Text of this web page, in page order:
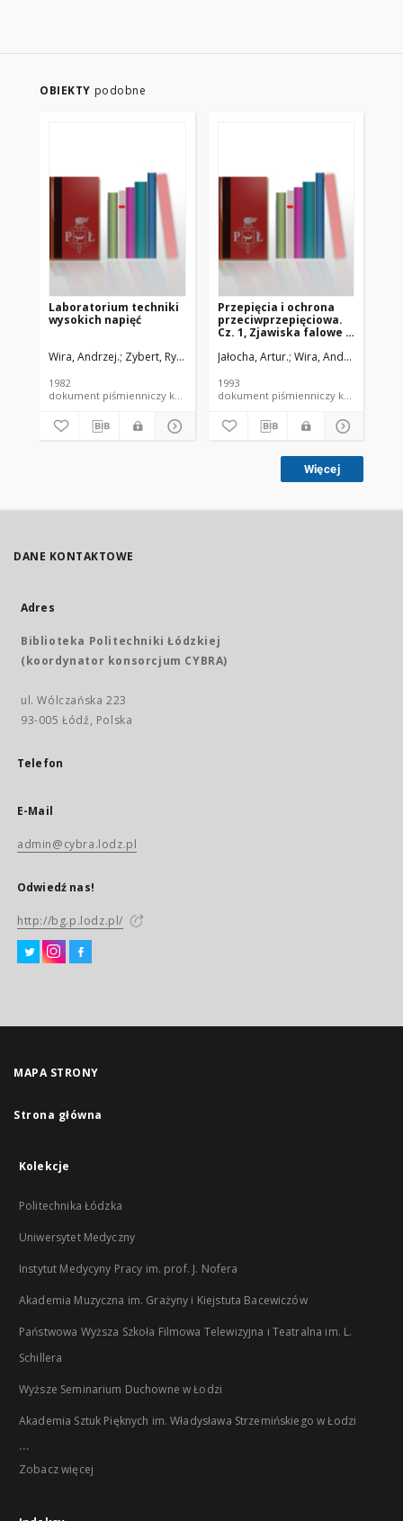
OBIEKTY podobne
Laboratorium techniki
wysokich napięć
Wira, Andrzej. Zybert, Ryszard.
1982
dokument piśmienniczy książka skrypt PŁ
Przepięcia i ochrona
przeciwprzepięciowa.
Cz. 1, Zjawiska falowe w
przesyłowych
Jałocha, Artur. Wira, Andrzej.
1993
Więcej
DANE KONTAKTOWE
Adres
Biblioteka Politechniki Łódzkiej
(koordynator konsorcjum CYBRA)
ul. Wólczańska 223
93-005 Łódź, Polska
Telefon
E-Mail
admin@cybra.lodz.pl
Odwiedź nas!
http://bg.p.lodz.pl/
MAPA STRONY
Strona główna
Kolekcje
Politechnika Łódzka
Uniwersytet Medyczny
Instytut Medycyny Pracy im. prof. J. Nofera
Akademia Muzyczna im. Grażyny i Kiejstuta Bacewiczów
Państwowa Wyższa Szkoła Filmowa Telewizyjna i Teatralna im. L.
Schillera
Wyższe Seminarium Duchowne w Łodzi
Akademia Sztuk Pięknych im. Władysława Strzemińskiego w Łodzi
...
Zobacz więcej